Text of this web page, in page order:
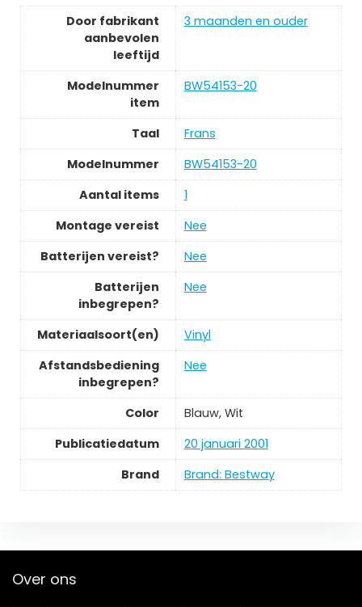
Door fabrikant
aanbevolen
leeftijd
‎3 maanden en ouder
Modelnummer
item
‎BW54153-20
Taal
‎Frans
Modelnummer
‎BW54153-20
Aantal items
‎1
Montage vereist
‎Nee
Batterijen vereist?
‎Nee
Batterijen
inbegrepen?
‎Nee
Materiaalsoort(en)
‎Vinyl
Afstandsbediening
inbegrepen?
‎Nee
Color
‎Blauw, Wit
Publicatiedatum
‎20 januari 2001
Brand
Brand: Bestway
Over ons